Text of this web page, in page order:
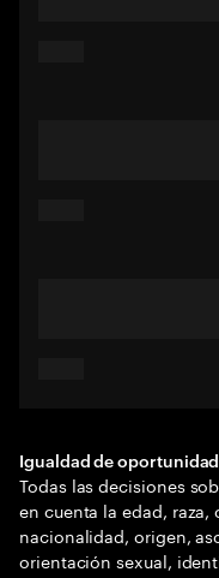
Igualdad de
Todas las decisiones
en cuenta la edad,
nacionalidad, origen,
orientación sexual,